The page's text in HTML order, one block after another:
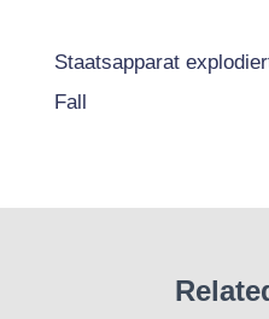
Staatsapparat
Fall